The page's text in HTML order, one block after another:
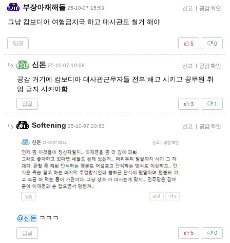
부장아재해돌 25-10-07 15:53 신고 공감 확인
그냥 캄보디아 여행금지국 하고 대사관도 철거 해야
답글 0
5
신돈 25-10-07 19:08 신고 공감 확인
공감 거기에 캄보디아 대사관근무자들 전부 해고 시키고 공무원 취
업 금지 시켜야함.
답글 1
3
Softening 25-10-07 20:53 신고 공감 확인
@신돈 ㅋㅋㅋ
답글 0
5